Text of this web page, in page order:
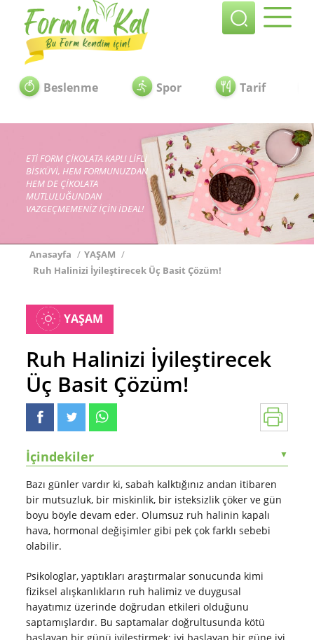
Beslenme Spor Tarif
ETİ FORM ÇİKOLATA KAPLI LİFLİ
BİSKÜVİ, HEM FORMUNUZDAN
HEM DE ÇİKOLATA
MUTLULUĞUNDAN
VAZGEÇMEMENİZ İÇİN İDEAL!
Anasayfa / YAŞAM /
Ruh Halinizi İyileştirecek Üç Basit Çözüm!
YAŞAM
Ruh Halinizi İyileştirecek
Üç Basit Çözüm!
İçindekiler ▼
Bazı günler vardır ki, sabah kalktığınız andan itibaren
bir mutsuzluk, bir miskinlik, bir isteksizlik çöker ve gün
boyu böyle devam eder. Olumsuz ruh halinin kapalı
hava, hormonal değişimler gibi pek çok farklı sebebi
olabilir.
Psikologlar, yaptıkları araştırmalar sonucunda kimi
fiziksel alışkanlıkların ruh halimiz ve duygusal
hayatımız üzerinde doğrudan etkileri olduğunu
saptamışlardır. Bu saptamalar doğrultusunda kötü